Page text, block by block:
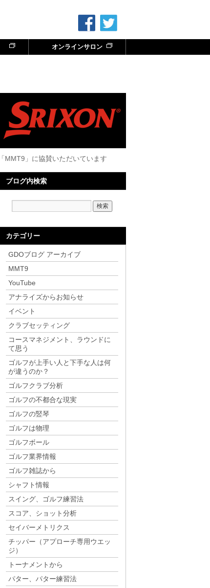
オンラインサロン
「MMT9」に協賛いただいています
ブログ内検索
カテゴリー
GDOブログ アーカイブ
MMT9
YouTube
アナライズからお知らせ
イベント
クラブセッティング
コースマネジメント、ラウンドに
て思う
ゴルフが上手い人と下手な人は何
が違うのか？
ゴルフクラブ分析
ゴルフの不都合な現実
ゴルフの竪琴
ゴルフは物理
ゴルフボール
ゴルフ業界情報
ゴルフ雑誌から
シャフト情報
スイング、ゴルフ練習法
スコア、ショット分析
セイバーメトリクス
チッパー（アプローチ専用ウエッ
ジ）
トーナメントから
パター、パター練習法